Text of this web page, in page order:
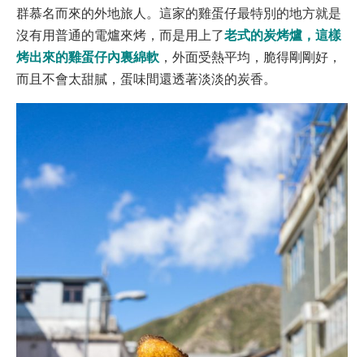
群慕名而來的外地旅人。這家的雞蛋仔最特別的地方就是
沒有用普通的電爐來烤，而是用上了老式的炭烤爐，這樣
烤出來的雞蛋仔內裏綿軟 ，外面受熱平均，脆得剛剛好，
而且不會太甜膩，蛋味間還透著淡淡的炭香。